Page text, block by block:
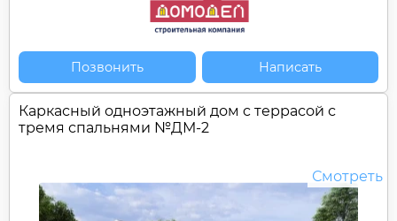
Позвонить Написать
Каркасный одноэтажный дом c террасой с
тремя спальнями №ДМ-2
Смотреть